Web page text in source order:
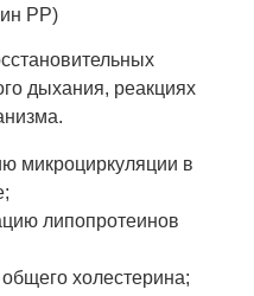
РР)
дыхания, реакциях
микроциркуляции в
липопротеинов
холестерина;